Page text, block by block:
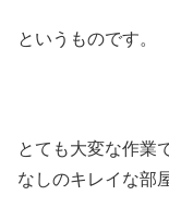
というものです。
とても大変な作業
なしのキレイな部